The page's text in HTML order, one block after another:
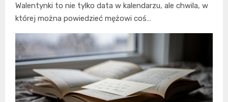
Walentynki to nie tylko data w kalendarzu, ale chwila, w
której można powiedzieć mężowi coś…